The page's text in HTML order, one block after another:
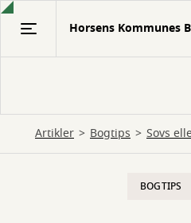
Gå
Horsens Kommunes
Artikler Bogtips Sovs
BOGTIPS